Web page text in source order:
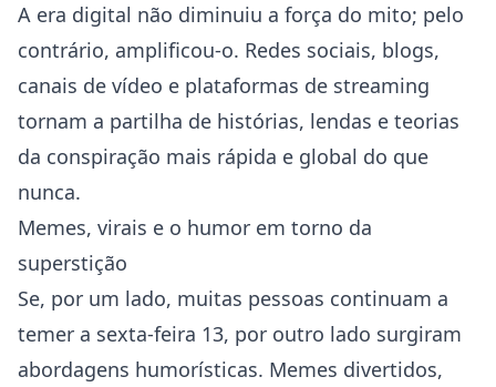
A era digital não diminuiu a força do mito; pelo
contrário, amplificou-o. Redes sociais, blogs,
canais de vídeo e plataformas de streaming
tornam a partilha de histórias, lendas e teorias
da conspiração mais rápida e global do que
nunca.
Memes, virais e o humor em torno da
superstição
Se, por um lado, muitas pessoas continuam a
temer a sexta-feira 13, por outro lado surgiram
abordagens humorísticas. Memes divertidos,